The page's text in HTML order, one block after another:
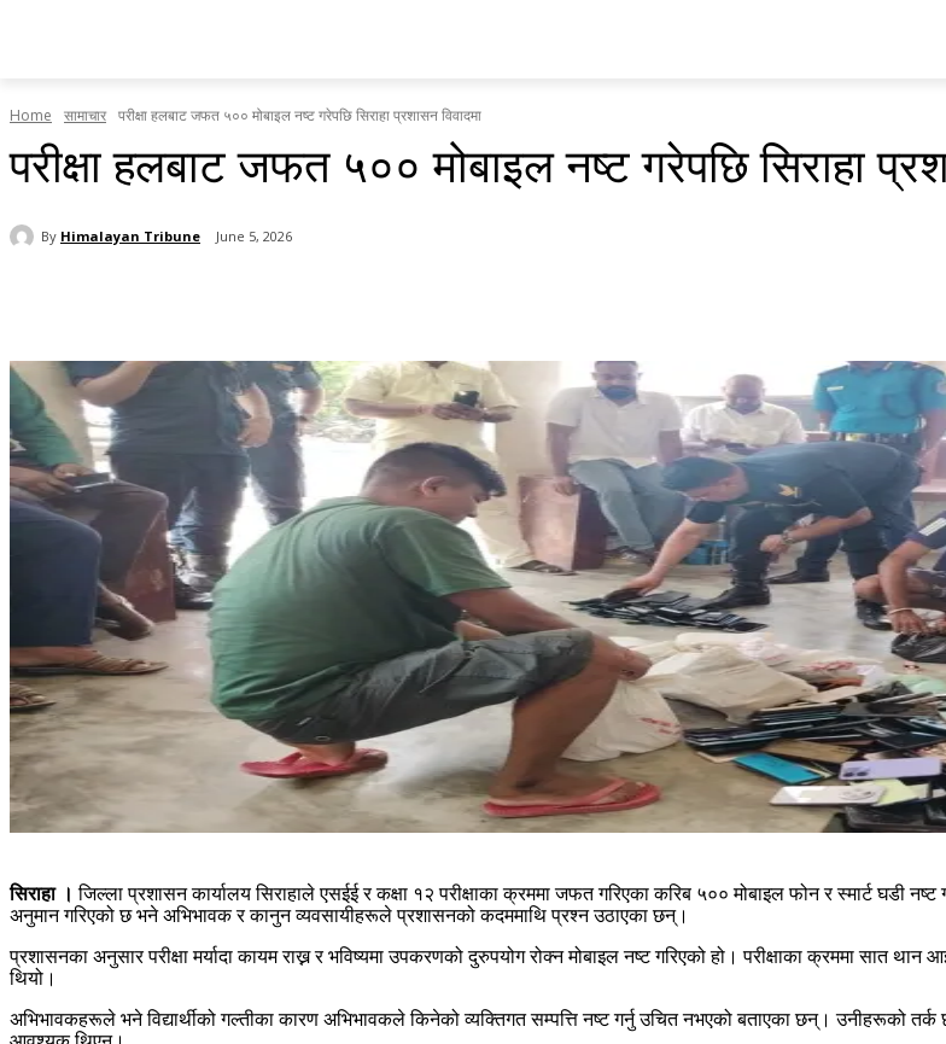
Home सामाचार परीक्षा हलबाट जफत ५०० मोबाइल नष्ट गरेपछि सिराहा प्रशासन विवादमा
परीक्षा हलबाट जफत ५०० मोबाइल नष्ट गरेपछि सिराहा
By Himalayan Tribune June 5, 2026
सिराहा । जिल्ला प्रशासन कार्यालय सिराहाले एसईई र कक्षा १२ परीक्षाका क्रममा जफत गरिएका करिब ५०० मोबाइल फोन र स्मार्ट घडी
अनुमान गरिएको छ भने अभिभावक र कानुन व्यवसायीहरूले प्रशासनको कदममाथि प्रश्न उठाएका छन्।
प्रशासनका अनुसार परीक्षा मर्यादा कायम राख्न र भविष्यमा उपकरणको दुरुपयोग रोक्न मोबाइल नष्ट गरिएको हो। परीक्षाका क्रममा सात
थियो।
अभिभावकहरूले भने विद्यार्थीको गल्तीका कारण अभिभावकले किनेको व्यक्तिगत सम्पत्ति नष्ट गर्नु उचित नभएको बताएका छन्। उनीहरूको तर्क छ,